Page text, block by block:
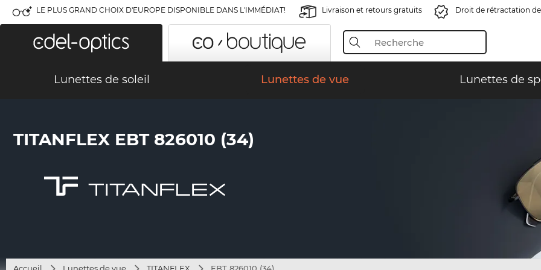
LE PLUS GRAND CHOIX D'EUROPE DISPONIBLE DANS L'IMMÉDIAT! Livraison et retours gratuits Droit de rétractation
Lunettes de soleil Lunettes de vue Lunettes de
TITANFLEX EBT 826010 (34)